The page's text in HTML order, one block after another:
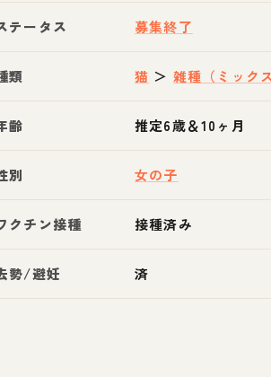
テータス 募集終了
類 猫 ＞ 雑種（ミック
齢 推定6歳＆10ヶ月
別 女の子
クチン接種 接種済み
勢/避妊 済